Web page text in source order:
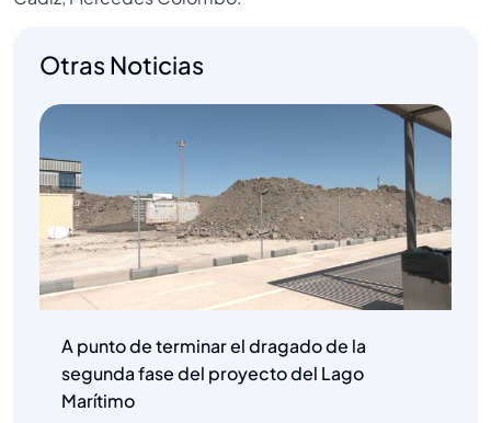
Otras Noticias
A punto de terminar el dragado de la
segunda fase del proyecto del Lago
Marítimo